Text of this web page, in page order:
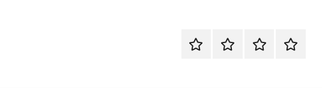
EspecialEnoturismoRanking